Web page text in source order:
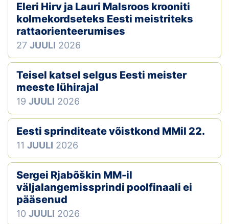
Eleri Hirv ja Lauri Malsroos krooniti
kolmekordseteks Eesti meistriteks
rattaorienteerumises
27 JUULI 2026
Teisel katsel selgus Eesti meister
meeste lühirajal
19 JUULI 2026
Eesti sprinditeate võistkond MMil 22.
11 JUULI 2026
Sergei Rjabõškin MM-il
väljalangemissprindi poolfinaali ei
pääsenud
10 JUULI 2026